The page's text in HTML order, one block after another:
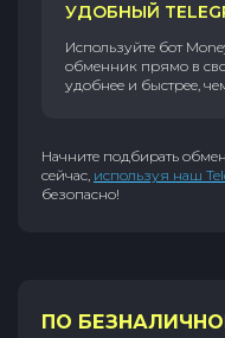
УДОБНЫЙ
Используйте бот
обменник прямо в
удобнее и быстрее,
Начните подбирать
сейчас, используя наш
безопасно!
ПО